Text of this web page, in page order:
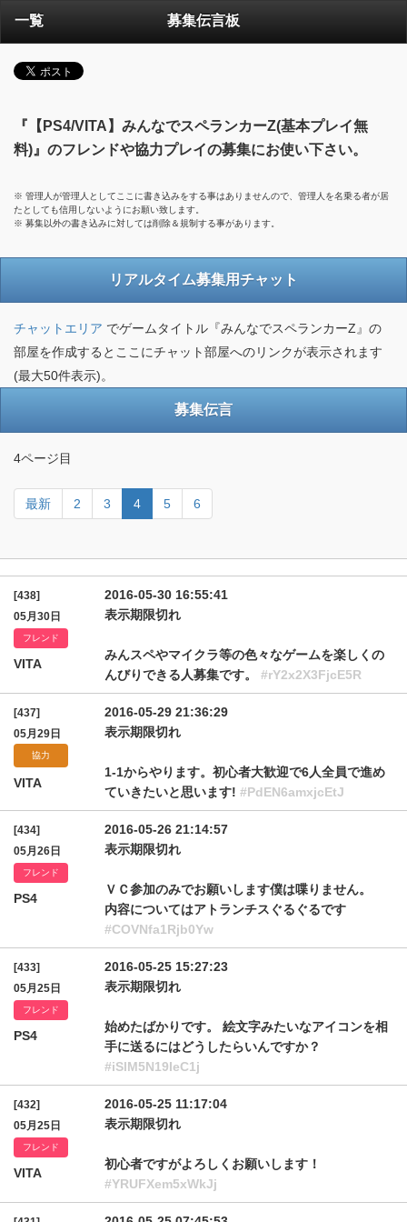
一覧 募集伝言板
『【PS4/VITA】みんなでスペランカーZ(基本プレイ無
料)』のフレンドや協力プレイの募集にお使い下さい。
※ 管理人が管理人としてここに書き込みをする事はありませんので、管理人を名乗る者が居
たとしても信用しないようにお願い致します。
※ 募集以外の書き込みに対しては削除＆規制する事があります。
リアルタイム募集用チャット
チャットエリア でゲームタイトル『みんなでスペランカーZ』の
部屋を作成するとここにチャット部屋へのリンクが表示されます
(最大50件表示)。
募集伝言
4ページ目
最新 2 3 4 5 6
[438]
05月30日
フレンド
VITA
2016-05-30 16:55:41
表示期限切れ
みんスペやマイクラ等の色々なゲームを楽しくの
んびりできる人募集です。 #rY2x2X3FjcE5R
[437]
05月29日
協力
VITA
2016-05-29 21:36:29
表示期限切れ
1-1からやります。初心者大歓迎で6人全員で進め
ていきたいと思います! #PdEN6amxjcEtJ
[434]
05月26日
フレンド
PS4
2016-05-26 21:14:57
表示期限切れ
ＶＣ参加のみでお願いします僕は喋りません。
内容についてはアトランチスぐるぐるです
#COVNfa1Rjb0Yw
[433]
05月25日
フレンド
PS4
2016-05-25 15:27:23
表示期限切れ
始めたばかりです。 絵文字みたいなアイコンを相
手に送るにはどうしたらいんですか？
#iSlM5N19IeC1j
[432]
05月25日
フレンド
VITA
2016-05-25 11:17:04
表示期限切れ
初心者ですがよろしくお願いします！
#YRUFXem5xWkJj